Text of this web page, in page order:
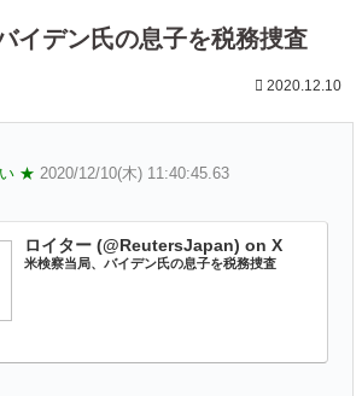
イデン氏の息子を税務捜査
2020.12.10
い ★ 2020/12/10(木) 11:40:45.63
ロイター (@ReutersJapan) on X
米検察当局、バイデン氏の息子を税務捜査